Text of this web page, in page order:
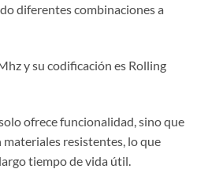
diferentes combinaciones a
y su codificación es Rolling
ofrece funcionalidad, sino que
resistentes, lo que
tiempo de vida útil.